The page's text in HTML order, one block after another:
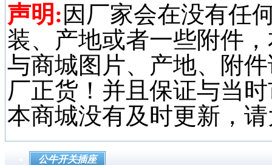
声明: 因厂家会在没有任
装、产地或者一些附件
与商城图片、产地、附
厂正货！并且保证与当
本商城没有及时更新，
公牛开关插座